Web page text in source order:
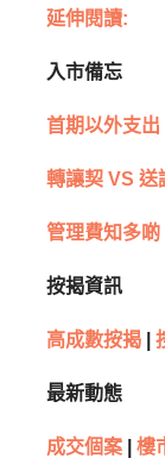
延伸閱讀:
入市備忘
首期以外支出
轉讓契 VS 送
管理費知多啲
按揭資訊
高成數按揭
最新動態
成交個案 樓